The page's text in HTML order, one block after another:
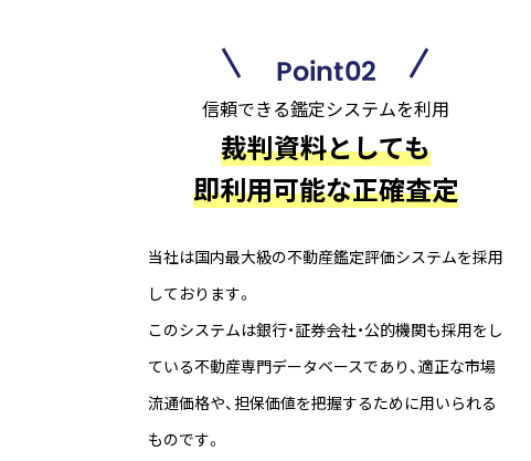
Point02
信頼できる鑑定システムを利用
裁判資料としても
即利用可能な正確査定
当社は国内最大級の不動産鑑定評価システムを採用
しております。
このシステムは銀行・証券会社・公的機関も採用をし
ている不動産専門データベースであり、適正な市場
流通価格や、担保価値を把握するために用いられる
ものです。